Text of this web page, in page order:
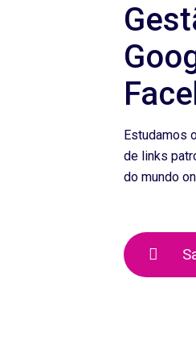
Estudamos
de links
do mundo